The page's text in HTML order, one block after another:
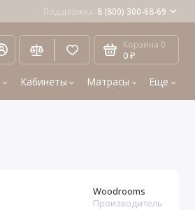
Поддержка 8 (800) 300-68-69
Корзина 0
0 ₽
Кабинеты Матрасы Еще
Woodrooms
Производитель